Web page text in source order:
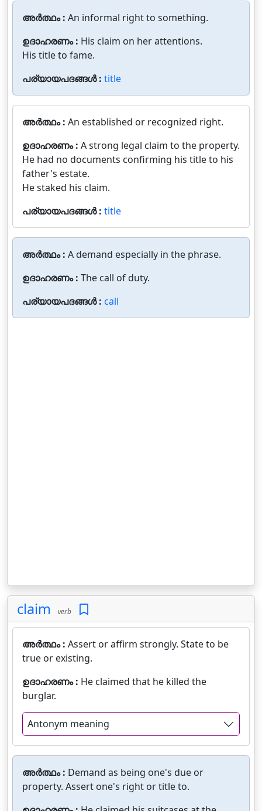
അർത്ഥം : An informal right to something.
ഉദാഹരണം : His claim on her attentions.
His title to fame.
പര്യായപദങ്ങൾ : title
അർത്ഥം : An established or recognized right.
ഉദാഹരണം : A strong legal claim to the property.
He had no documents confirming his title to his
father's estate.
He staked his claim.
പര്യായപദങ്ങൾ : title
അർത്ഥം : A demand especially in the phrase.
ഉദാഹരണം : The call of duty.
പര്യായപദങ്ങൾ : call
claim verb
അർത്ഥം : Assert or affirm strongly. State to be
true or existing.
ഉദാഹരണം : He claimed that he killed the
burglar.
Antonym meaning
അർത്ഥം : Demand as being one's due or
property. Assert one's right or title to.